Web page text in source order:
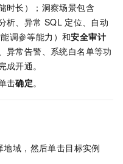
时长）；洞察场景包含
析、异常 SQL 定位、自动
调参等能力）和安全审计
异常告警、系统白名单等功
成开通。
击确定。
地域，然后单击目标实例